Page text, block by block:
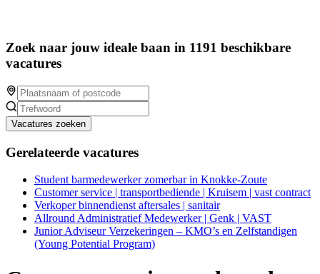
Zoek naar jouw ideale baan in 1191 beschikbare
vacatures
Vacatures zoeken
Gerelateerde vacatures
Student barmedewerker zomerbar in Knokke-Zoute
Customer service | transportbediende | Kruisem | vast contract
Verkoper binnendienst aftersales | sanitair
Allround Administratief Medewerker | Genk | VAST
Junior Adviseur Verzekeringen – KMO’s en Zelfstandigen
(Young Potential Program)